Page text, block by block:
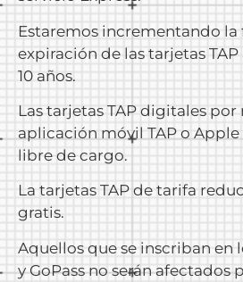
Estaremos incrementando la
expiración de las tarjetas TAP
10 años.
Las tarjetas TAP digitales
aplicación móvil TAP o
libre de cargo.
La tarjetas TAP de tarifa
gratis.
Aquellos que se inscriban en
y GoPass no serán afectados